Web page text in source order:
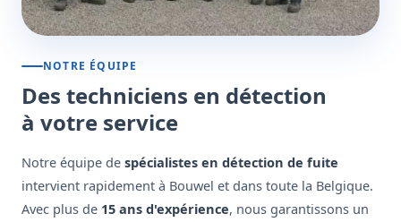
NOTRE ÉQUIPE
Des techniciens en détection
à votre service
Notre équipe de spécialistes en détection de fuite
intervient rapidement à Bouwel et dans toute la Belgique.
Avec plus de 15 ans d'expérience, nous garantissons un